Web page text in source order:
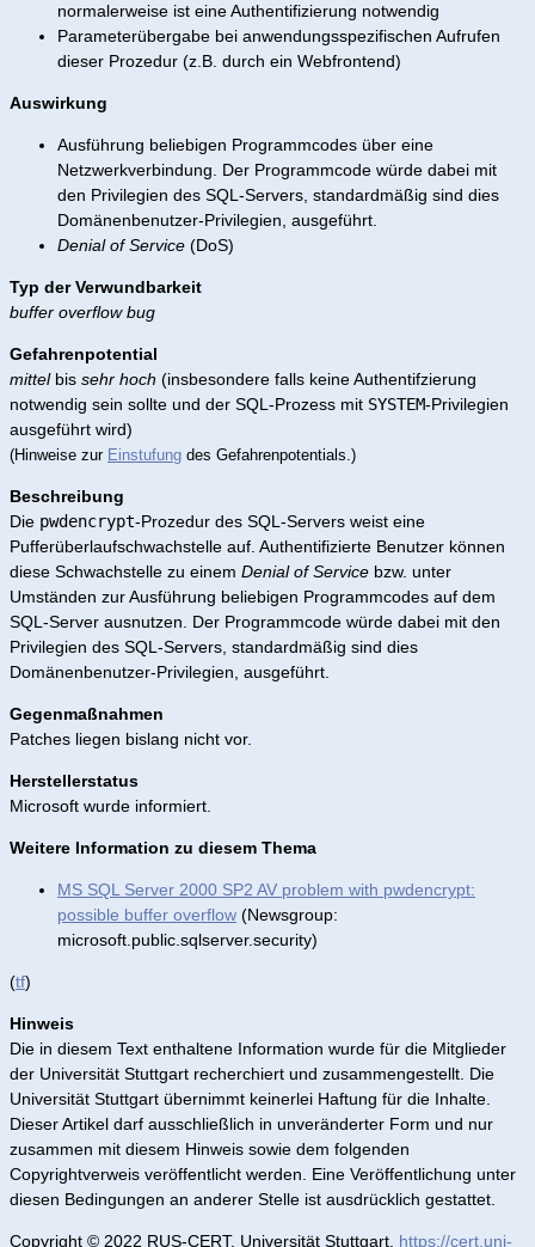
normalerweise ist eine Authentifizierung notwendig
Parameterübergabe bei anwendungsspezifischen Aufrufen
dieser Prozedur (z.B. durch ein Webfrontend)
Auswirkung
Ausführung beliebigen Programmcodes über eine
Netzwerkverbindung. Der Programmcode würde dabei mit
den Privilegien des SQL-Servers, standardmäßig sind dies
Domänenbenutzer-Privilegien, ausgeführt.
Denial of Service (DoS)
Typ der Verwundbarkeit
buffer overflow bug
Gefahrenpotential
mittelbis sehr hoch (insbesondere falls keine Authentifzierung
notwendig sein sollte und der SQL-Prozess mit SYSTEM-Privilegien
ausgeführt wird)
(Hinweise zur Einstufung des Gefahrenpotentials.)
Beschreibung
Die pwdencrypt-Prozedur des SQL-Servers weist eine
Pufferüberlaufschwachstelle auf. Authentifizierte Benutzer können
diese Schwachstelle zu einem Denial of Service bzw. unter
Umständen zur Ausführung beliebigen Programmcodes auf dem
SQL-Server ausnutzen. Der Programmcode würde dabei mit den
Privilegien des SQL-Servers, standardmäßig sind dies
Domänenbenutzer-Privilegien, ausgeführt.
Gegenmaßnahmen
Patches liegen bislang nicht vor.
Herstellerstatus
Microsoft wurde informiert.
Weitere Information zu diesem Thema
MS SQL Server 2000 SP2 AV problem with pwdencrypt:
possible buffer overflow (Newsgroup:
microsoft.public.sqlserver.security)
(tf)
Hinweis
Die in diesem Text enthaltene Information wurde für die Mitglieder
der Universität Stuttgart recherchiert und zusammengestellt. Die
Universität Stuttgart übernimmt keinerlei Haftung für die Inhalte.
Dieser Artikel darf ausschließlich in unveränderter Form und nur
zusammen mit diesem Hinweis sowie dem folgenden
Copyrightverweis veröffentlicht werden. Eine Veröffentlichung unter
diesen Bedingungen an anderer Stelle ist ausdrücklich gestattet.
Copyright © 2022 RUS-CERT, Universität Stuttgart, https://cert.uni-